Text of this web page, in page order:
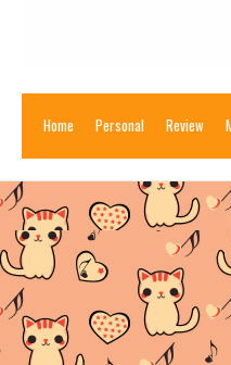
Home Personal Review